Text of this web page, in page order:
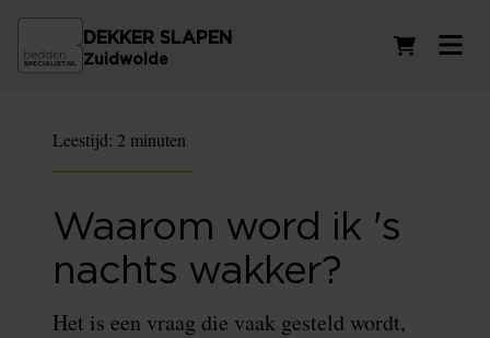
DEKKER SLAPEN
Zuidwolde
Leestijd: 2 minuten
Waarom word ik 's
nachts wakker?
Het is een vraag die vaak gesteld wordt,